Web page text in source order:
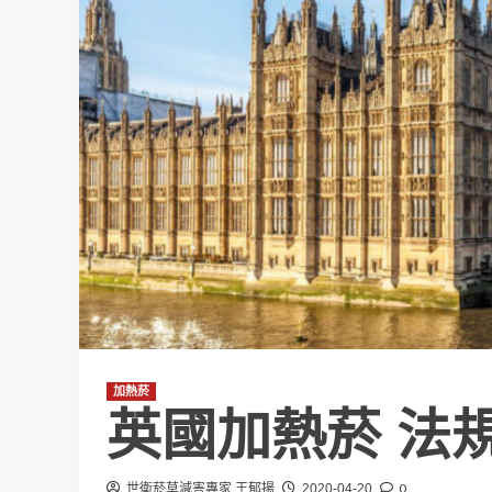
加熱菸
英國加熱菸 法
世衛菸草減害專家 王郁揚 2020-04-20 0